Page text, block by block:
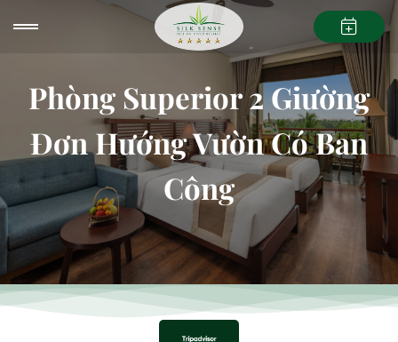
Phòng Superior 2 Giường
Đơn Hướng Vườn Có Ban
Công